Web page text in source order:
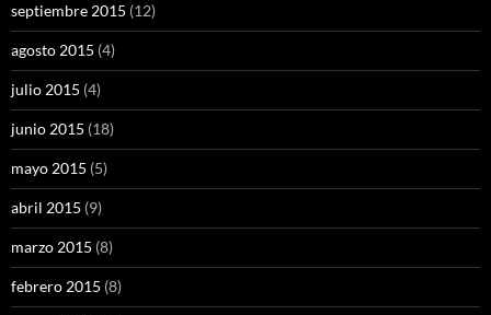
septiembre 2015 (12)
agosto 2015 (4)
julio 2015 (4)
junio 2015 (18)
mayo 2015 (5)
abril 2015 (9)
marzo 2015 (8)
febrero 2015 (8)